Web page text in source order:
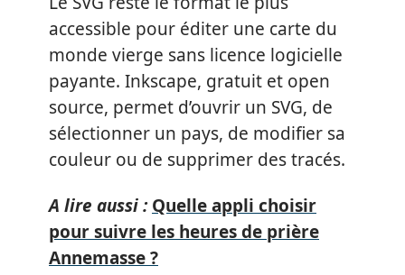
accessible pour éditer une carte du
monde vierge sans licence logicielle
payante. Inkscape, gratuit et open
source, permet d’ouvrir un SVG, de
sélectionner un pays, de modifier sa
couleur ou de supprimer des tracés.
A lire aussi : Quelle appli choisir
pour suivre les heures de prière
Annemasse ?